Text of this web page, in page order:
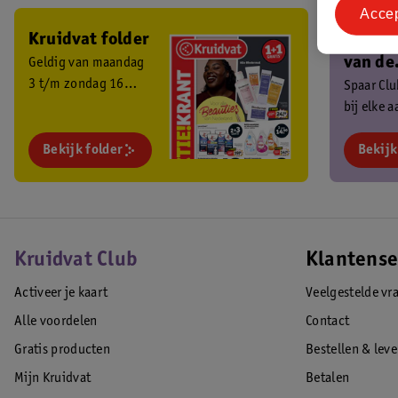
Kruidvat folder
Geldig van maandag
3 t/m zondag 16
Bekijk folder
Ben
van de
Club?
Spaar
bij elke
Kruidvat Club
Activeer je kaart
Alle voordelen
Gratis producten
Mijn Kruidvat
Veelgestelde
Contact
Bestellen &
Betalen